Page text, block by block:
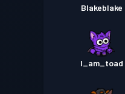
Blakeblake
I_am_toad